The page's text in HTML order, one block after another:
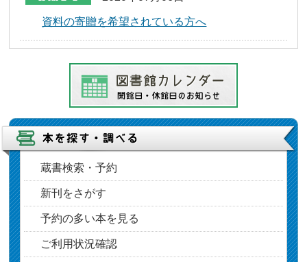
資料の寄贈を希望されている方へ
蔵書検索・予約
新刊をさがす
予約の多い本を見る
ご利用状況確認